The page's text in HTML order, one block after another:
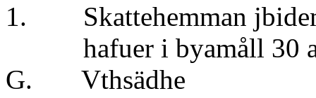
1. Skattehemman
hafuer i byamåll 30
G.